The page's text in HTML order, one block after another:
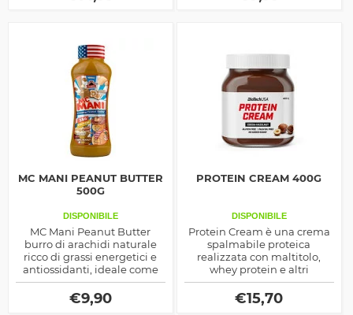
spuntini pomeridiani e per
MC MANI PEANUT BUTTER
500G
DISPONIBILE
MC Mani Peanut Butter
burro di arachidi naturale
ricco di grassi energetici e
antiossidanti, ideale come
supporto per gli spuntini di
mezza giornata
€9,90
PROTEIN CREAM 400G
DISPONIBILE
Protein Cream è una crema
spalmabile proteica
realizzata con maltitolo,
whey protein e altri
composti naturali, ottima
per rendere sfiziosi e
nutrienti i tuoi spuntini
€15,70